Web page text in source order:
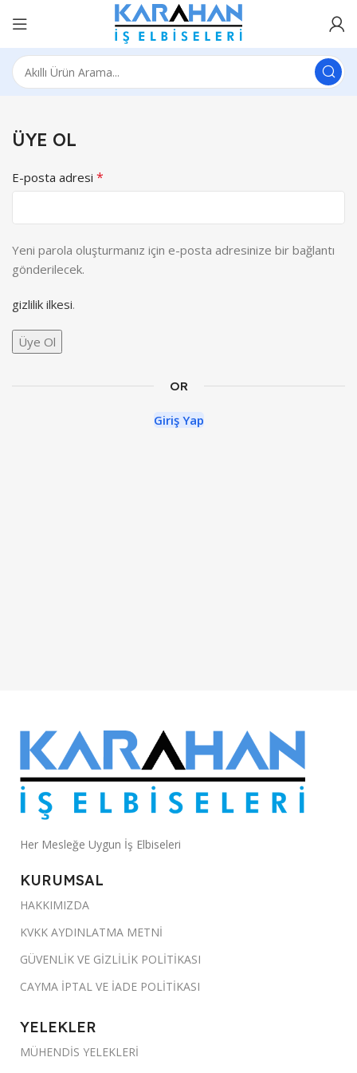
ÜYE OL
E-posta adresi *
Yeni parola oluşturmanız için e-posta adresinize bir bağlantı
gönderilecek.
gizlilik ilkesi.
Üye Ol
OR
Giriş Yap
Her Mesleğe Uygun İş Elbiseleri
KURUMSAL
HAKKIMIZDA
KVKK AYDINLATMA METNİ
GÜVENLİK VE GİZLİLİK POLİTİKASI
CAYMA İPTAL VE İADE POLİTİKASI
YELEKLER
MÜHENDİS YELEKLERİ